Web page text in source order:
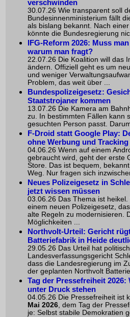
verschwinden
30.07.26 Wie transparent soll
Bundesinnenministerium fällt
als bislang bekannt. Nach
könnte die Bundesregierung
IFG-Reform 2026: Muss
warum man fragt?
22.07.26 Die Koalition will das
ändern. Offiziell geht es um
und weniger
Problem, das weit über ...
Bundespolizeigesetz:
Staatstrojaner kommen
13.07.26 Die Kamera am
zu. In bestimmten Fällen kann
gesuchten Person passt.
F-Droid statt Google Play:
ohne Werbung und Tracking
04.06.26 Wenn auf einem
gebraucht wird, geht der erste
Store. Das ist bequem,
Weg. Nur fragen sich
Neues Polizeigesetz in
jetzt wissen müssen
03.06.26 Das Thema ist
einem neuen Polizeigesetz,
alte Regeln zu modernisieren.
Möglichkeiten ...
Northvolt-Urteil: Gericht
Batteriefabrik in Heide
29.05.26 Das Urteil hat
Landesverfassungsgericht
dass die Landesregierung im
der geplanten Northvolt
Tag der Pressefreiheit 2026:
unter Druck stehen
04.05.26 Die Pressefreiheit ist
Mai 2026 , dem Tag der
je: Selbst stabile Demokratien